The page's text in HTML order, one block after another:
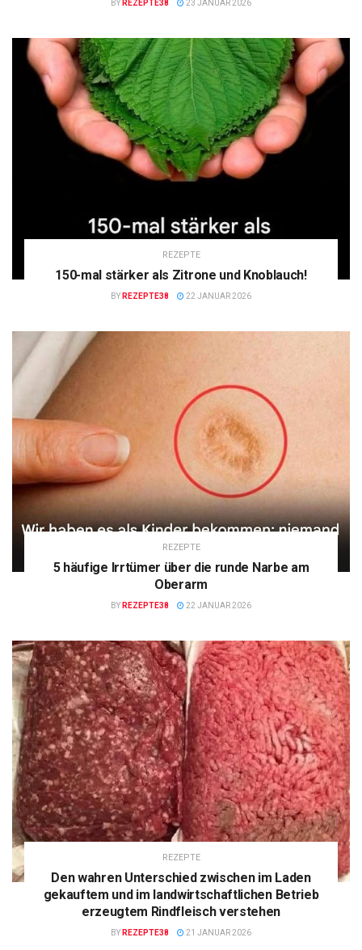
BY REZEPTE38 23 JANUAR 2026
REZEPTE
150-mal stärker als Zitrone und Knoblauch!
BY REZEPTE38 22 JANUAR 2026
REZEPTE
5 häufige Irrtümer über die runde Narbe am
Oberarm
BY REZEPTE38 22 JANUAR 2026
REZEPTE
Den wahren Unterschied zwischen im Laden
gekauftem und im landwirtschaftlichen Betrieb
erzeugtem Rindfleisch verstehen
BY REZEPTE38 21 JANUAR 2026